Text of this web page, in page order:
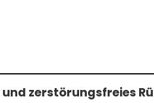
und zerstörungsfreies